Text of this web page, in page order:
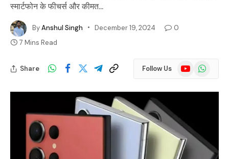
स्मार्टफोन के फीचर्स और कीमत...
ByAnshul Singh December 19, 2024
0
7 Mins Read
Share Follow Us YouTubeWhatsApp